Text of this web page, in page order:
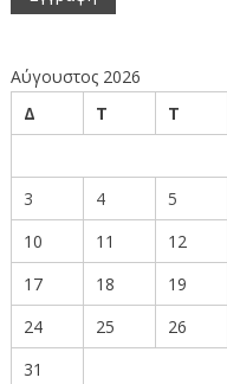
Αύγουστος 2026
Δ
Τ Τ
3
4 5
10
11 12
17
18 19
24
25 26
31